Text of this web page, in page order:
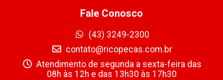
Fale Conosco
(43) 3249-2300
contato@ricopecas.com.br
Atendimento de segunda a sexta-feira das
08h às 12h e das 13h30 às 17h30